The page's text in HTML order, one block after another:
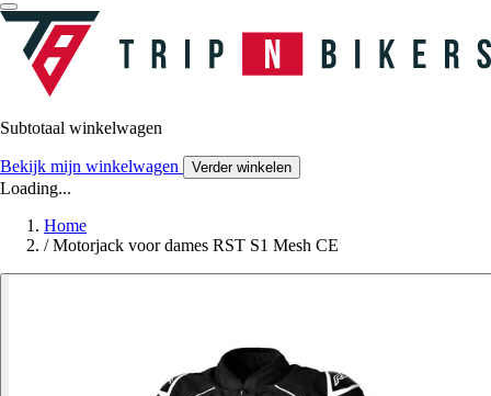
Subtotaal winkelwagen
Bekijk mijn winkelwagen Verder winkelen
Loading...
Home
/ Motorjack voor dames RST S1 Mesh CE